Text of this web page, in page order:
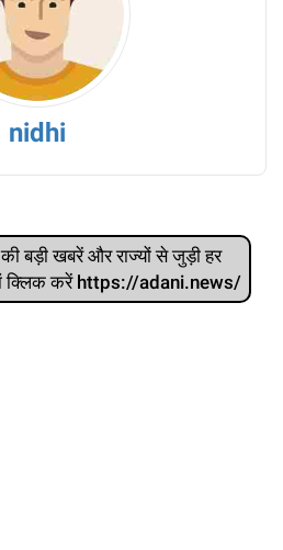
nidhi
बड़ी खबरें और राज्‍यों से जुड़ी हर
क्लिक करें https://adani.news/